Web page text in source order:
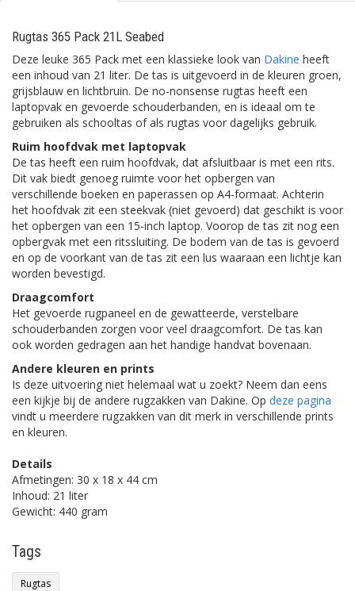
Rugtas 365 Pack 21L Seabed
Deze leuke 365 Pack met een klassieke look van Dakine heeft
een inhoud van 21 liter. De tas is uitgevoerd in de kleuren groen,
grijsblauw en lichtbruin. De no-nonsense rugtas heeft een
laptopvak en gevoerde schouderbanden, en is ideaal om te
gebruiken als schooltas of als rugtas voor dagelijks gebruik.
Ruim hoofdvak met laptopvak
De tas heeft een ruim hoofdvak, dat afsluitbaar is met een rits.
Dit vak biedt genoeg ruimte voor het opbergen van
verschillende boeken en paperassen op A4-formaat. Achterin
het hoofdvak zit een steekvak (niet gevoerd) dat geschikt is voor
het opbergen van een 15-inch laptop. Voorop de tas zit nog een
opbergvak met een ritssluiting. De bodem van de tas is gevoerd
en op de voorkant van de tas zit een lus waaraan een lichtje kan
worden bevestigd.
Draagcomfort
Het gevoerde rugpaneel en de gewatteerde, verstelbare
schouderbanden zorgen voor veel draagcomfort. De tas kan
ook worden gedragen aan het handige handvat bovenaan.
Andere kleuren en prints
Is deze uitvoering niet helemaal wat u zoekt? Neem dan eens
een kijkje bij de andere rugzakken van Dakine. Op deze pagina
vindt u meerdere rugzakken van dit merk in verschillende prints
en kleuren.
Details
Afmetingen: 30 x 18 x 44 cm
Inhoud: 21 liter
Gewicht: 440 gram
Tags
Rugtas